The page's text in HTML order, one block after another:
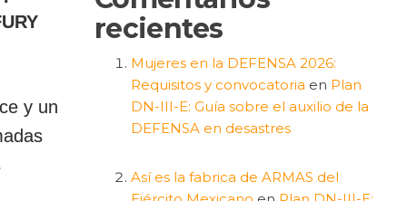
y un
recientes
Mujeres en la DEFENSA 2026:
Requisitos y convocatoria en Plan
DN-III-E: Guía sobre el auxilio de la
DEFENSA en desastres
Así es la fabrica de ARMAS del